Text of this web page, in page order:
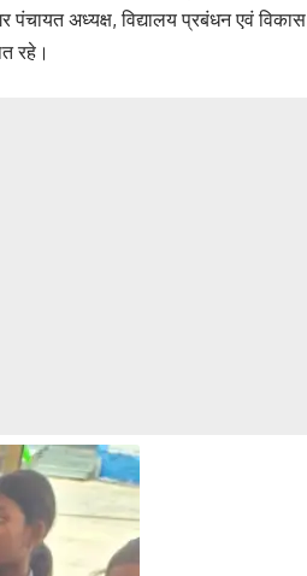
अध्यक्ष, विद्यालय प्रबंधन एवं विकास
रहे।